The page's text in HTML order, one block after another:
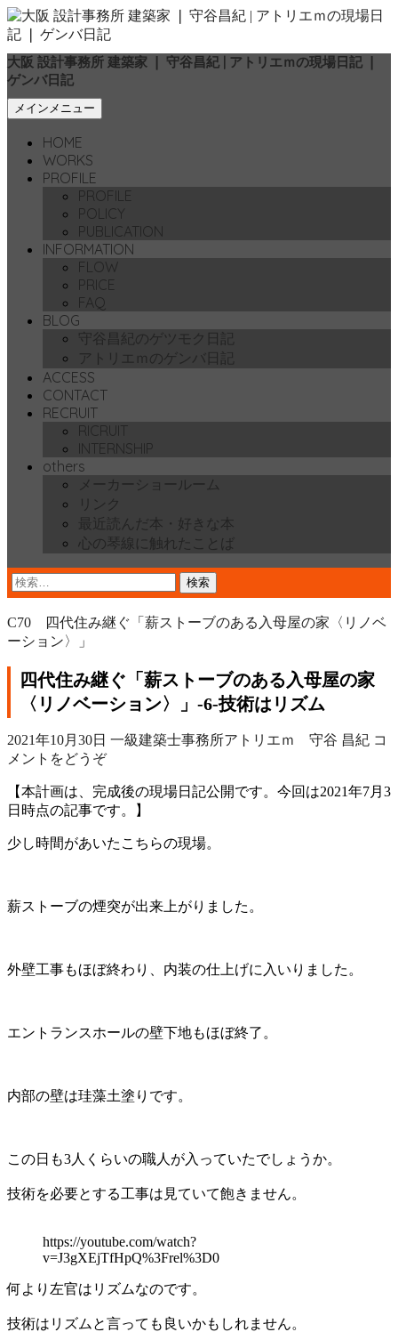
大阪 設計事務所 建築家 ❘ 守谷昌紀 | アトリエｍの現場日記 ❘
ゲンバ日記
検
索
メインメニュー
へ
移
動
HOME
WORKS
PROFILE
PROFILE
POLICY
PUBLICATION
INFORMATION
FLOW
PRICE
FAQ
BLOG
守谷昌紀のゲツモク日記
アトリエｍのゲンバ日記
ACCESS
CONTACT
RECRUIT
RICRUIT
INTERNSHIP
others
メーカーショールーム
リンク
最近読んだ本・好きな本
心の琴線に触れたことば
検
索:
C70 四代住み継ぐ「薪ストーブのある入母屋の家〈リノベ
ーション〉」
四代住み継ぐ「薪ストーブのある入母屋の家
〈リノベーション〉」‐6‐技術はリズム
2021年10月30日 一級建築士事務所アトリエｍ 守谷 昌紀 コ
メントをどうぞ
【本計画は、完成後の現場日記公開です。今回は2021年7月3
日時点の記事です。】
少し時間があいたこちらの現場。
薪ストーブの煙突が出来上がりました。
外壁工事もほぼ終わり、内装の仕上げに入いりました。
エントランスホールの壁下地もほぼ終了。
内部の壁は珪藻土塗りです。
この日も3人くらいの職人が入っていたでしょうか。
技術を必要とする工事は見ていて飽きません。
https://youtube.com/watch?
v=J3gXEjTfHpQ%3Frel%3D0
何より左官はリズムなのです。
技術はリズムと言っても良いかもしれません。